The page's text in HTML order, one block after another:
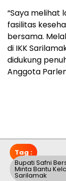
“Saya melihat
fasilitas
bersama.
di IKK
didukung
Anggota
Tag :
Bupati Safni
Minta Bantu
Sarilamak